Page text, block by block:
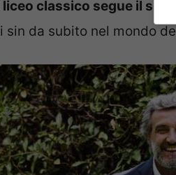
classico segue il
sin da subito nel mondo